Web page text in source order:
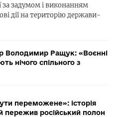
за задумом і виконанням
дії на територію держави-
Володимир Ращук: «Воєнні
нічого спільного з
переможене»: історія
пережив російський полон